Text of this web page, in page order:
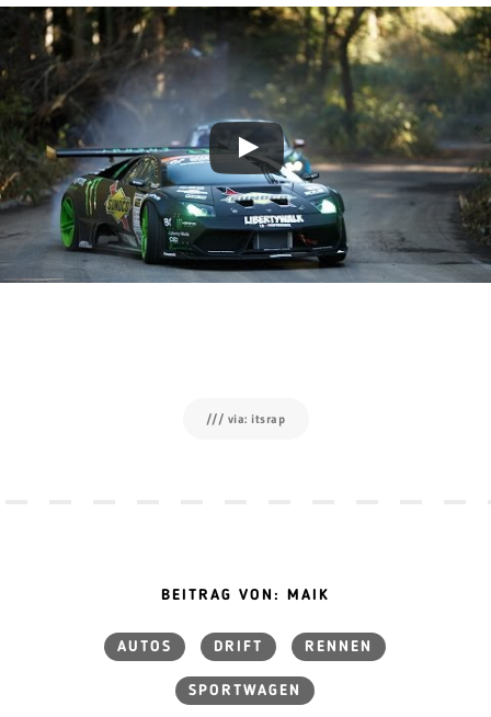
/// via: itsrap
BEITRAG VON: MAIK
AUTOS DRIFT RENNEN
SPORTWAGEN